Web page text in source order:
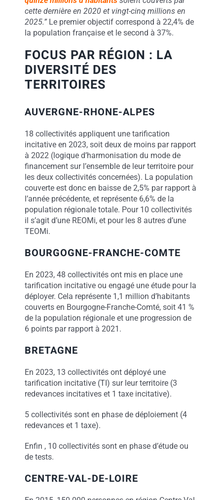
cette dernière en 2020 et vingt-cinq millions en
2025.”Le premier objectif correspond à 22,4% de
la population française et le second à 37%.
FOCUS PAR RÉGION : LA
DIVERSITÉ DES
TERRITOIRES
AUVERGNE-RHONE-ALPES
18 collectivités appliquent une tarification
incitative en 2023, soit deux de moins par rapport
à 2022 (logique d’harmonisation du mode de
financement sur l’ensemble de leur territoire pour
les deux collectivités concernées). La population
couverte est donc en baisse de 2,5% par rapport à
l’année précédente, et représente 6,6% de la
population régionale totale. Pour 10 collectivités
il s’agit d’une REOMi, et pour les 8 autres d’une
TEOMi.
BOURGOGNE-FRANCHE-COMTE
En 2023, 48 collectivités ont mis en place une
tarification incitative ou engagé une étude pour la
déployer. Cela représente 1,1 million d’habitants
couverts en Bourgogne-Franche-Comté, soit 41 %
de la population régionale et une progression de
6 points par rapport à 2021.
BRETAGNE
En 2023, 13 collectivités ont déployé une
tarification incitative (TI) sur leur territoire (3
redevances incitatives et 1 taxe incitative).
5 collectivités sont en phase de déploiement (4
redevances et 1 taxe).
Enfin , 10 collectivités sont en phase d’étude ou
de tests.
CENTRE-VAL-DE-LOIRE